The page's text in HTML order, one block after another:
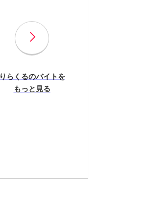
りらくるのバイトを
もっと見る